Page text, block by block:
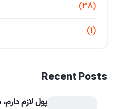
(38)
(1)
Recent Posts
پول لازم